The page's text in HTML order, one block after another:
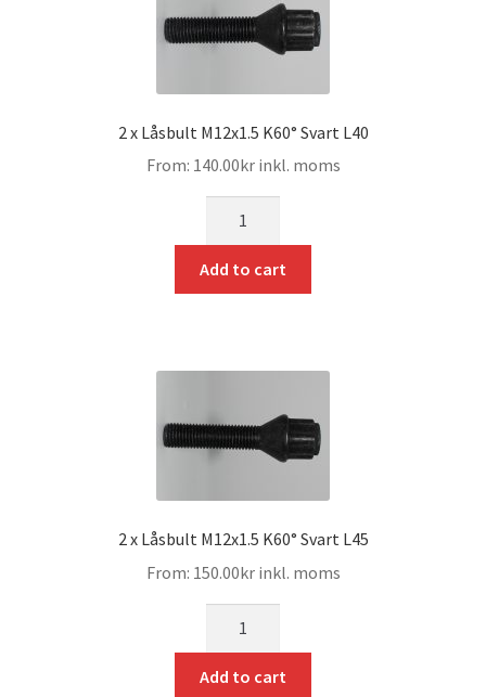
2 x Låsbult M12x1.5 K60° Svart L40
From: 140.00krinkl. moms
Add to cart
2 x Låsbult M12x1.5 K60° Svart L45
From: 150.00krinkl. moms
Add to cart